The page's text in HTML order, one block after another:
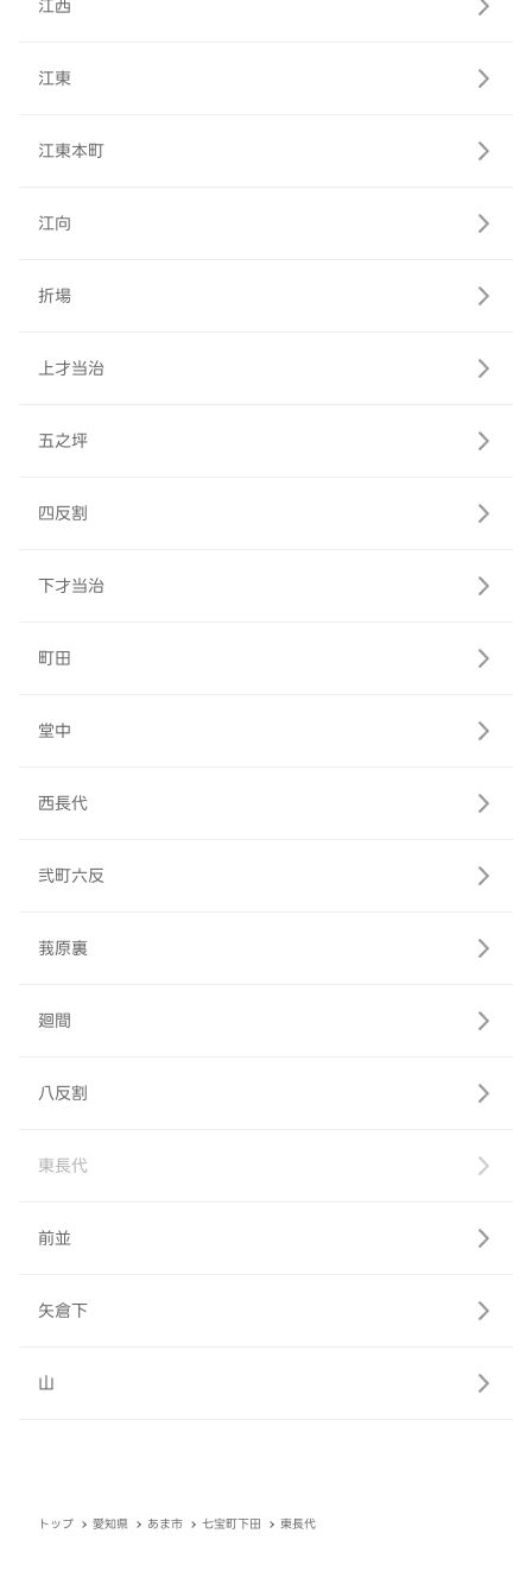
江西
江東
江東本町
江向
折場
上才当治
五之坪
四反割
下才当治
町田
堂中
西長代
弐町六反
莪原裏
廻間
八反割
東長代
前並
矢倉下
山
トップ 愛知県 あま市 七宝町下田 東長代